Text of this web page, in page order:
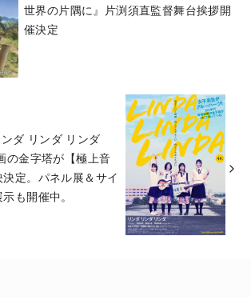
世界の片隅に』片渕須直監督舞台挨拶開
催決定
ダ リンダ リンダ
の金字塔が【極上音
定。パネル展＆サイ
も開催中。